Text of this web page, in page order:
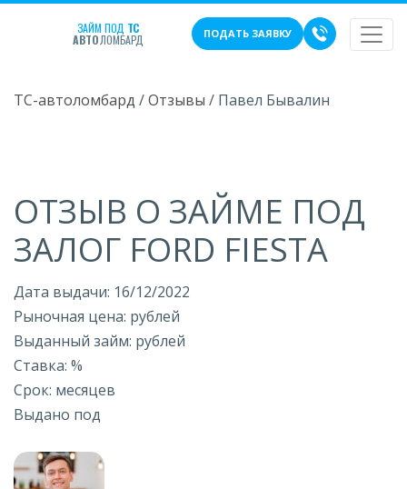
ЗАЙМ ПОД ТС
АВТОЛОМБАРД ПОДАТЬ ЗАЯВКУ
ТС-автоломбард /Отзывы / Павел Бывалин
ОТЗЫВ О ЗАЙМЕ ПОД
ЗАЛОГ FORD FIESTA
Дата выдачи: 16/12/2022
Рыночная цена: рублей
Выданный займ: рублей
Ставка: %
Срок: месяцев
Выдано под